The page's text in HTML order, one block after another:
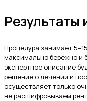
Результаты
Процедура занимает
максимально бережно и
экспертное описание
решение о лечении и
осуществляет только
не расшифровываем